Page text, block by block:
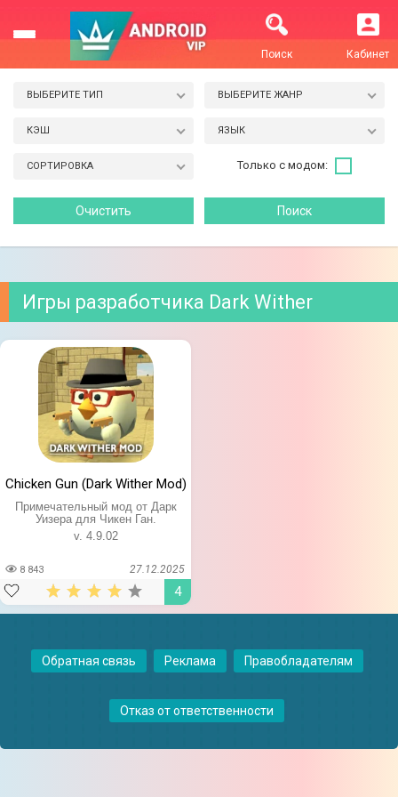
Кабинет
Поиск
ВЫБЕРИТЕ ТИП ВЫБЕРИТЕ ЖАНР
КЭШ ЯЗЫК
СОРТИРОВКА Только с модом:
Игры разработчика Dark Wither
Chicken Gun (Dark Wither Mod)
Примечательный мод от Дарк
Уизера для Чикен Ган.
v. 4.9.02
8 843 27.12.2025
4
Обратная связь Реклама Правобладателям
Отказ от ответственности